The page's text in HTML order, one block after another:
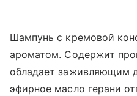
Шампунь с кремовой
ароматом. Содержит
обладает заживляющим
эфирное масло герани